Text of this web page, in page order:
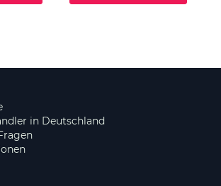
in Deutschland